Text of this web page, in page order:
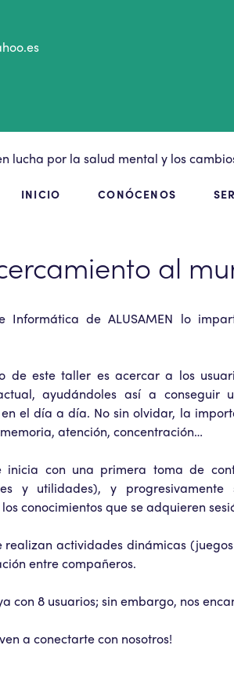
INICIO CONÓCENOS
al
Informática de ALUSAMEN lo
de este taller es acercar a los
ayudándoles así a
el día a día. No sin olvidar, la
atención, concentración…
inicia con una primera toma de
y utilidades), y
conocimientos que se adquieren
realizan actividades dinámicas
entre compañeros.
con 8 usuarios; sin embargo, nos
a conectarte con nosotros!